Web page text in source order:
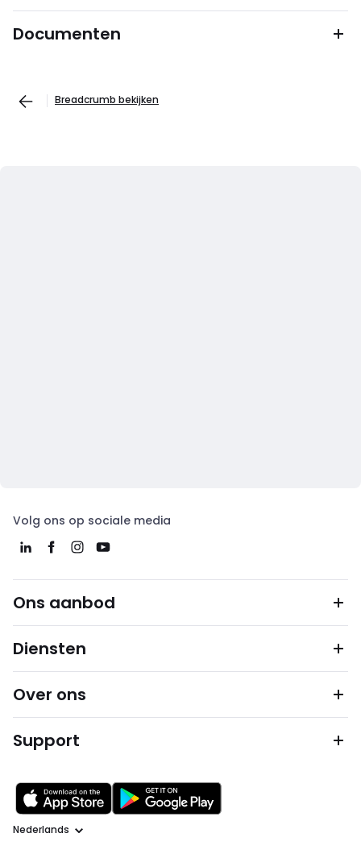
Documenten
Breadcrumb bekijken
Volg ons op sociale media
Ons aanbod
Diensten
Over ons
Support
Taal